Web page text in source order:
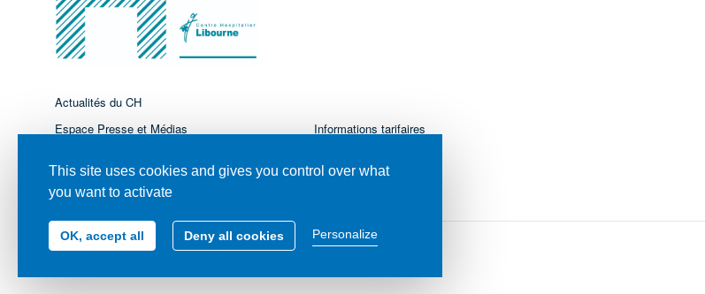
Actualités du CH
Espace Presse et Médias
Informations tarifaires
© Tous droits réservés - Centre Hospitalier de Libourne - 2021
This site uses cookies and gives you control over what
you want to activate
OK, accept all Deny all cookies Personalize